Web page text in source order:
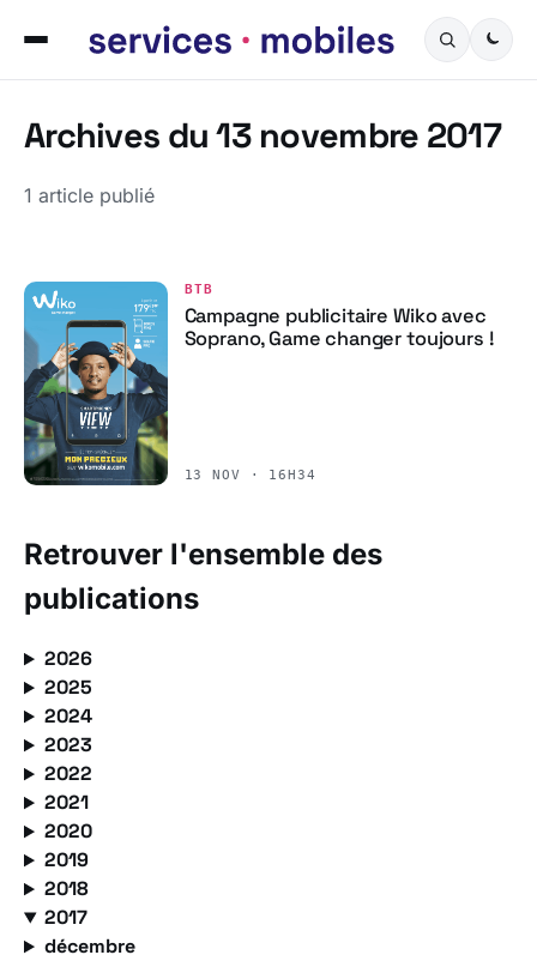
Archives du 13 novembre 2017
1 article publié
BTB
Campagne publicitaire Wiko avec
Soprano, Game changer toujours !
13 NOV · 16H34
Retrouver l'ensemble des
publications
2026
2025
2024
2023
2022
2021
2020
2019
2018
2017
décembre